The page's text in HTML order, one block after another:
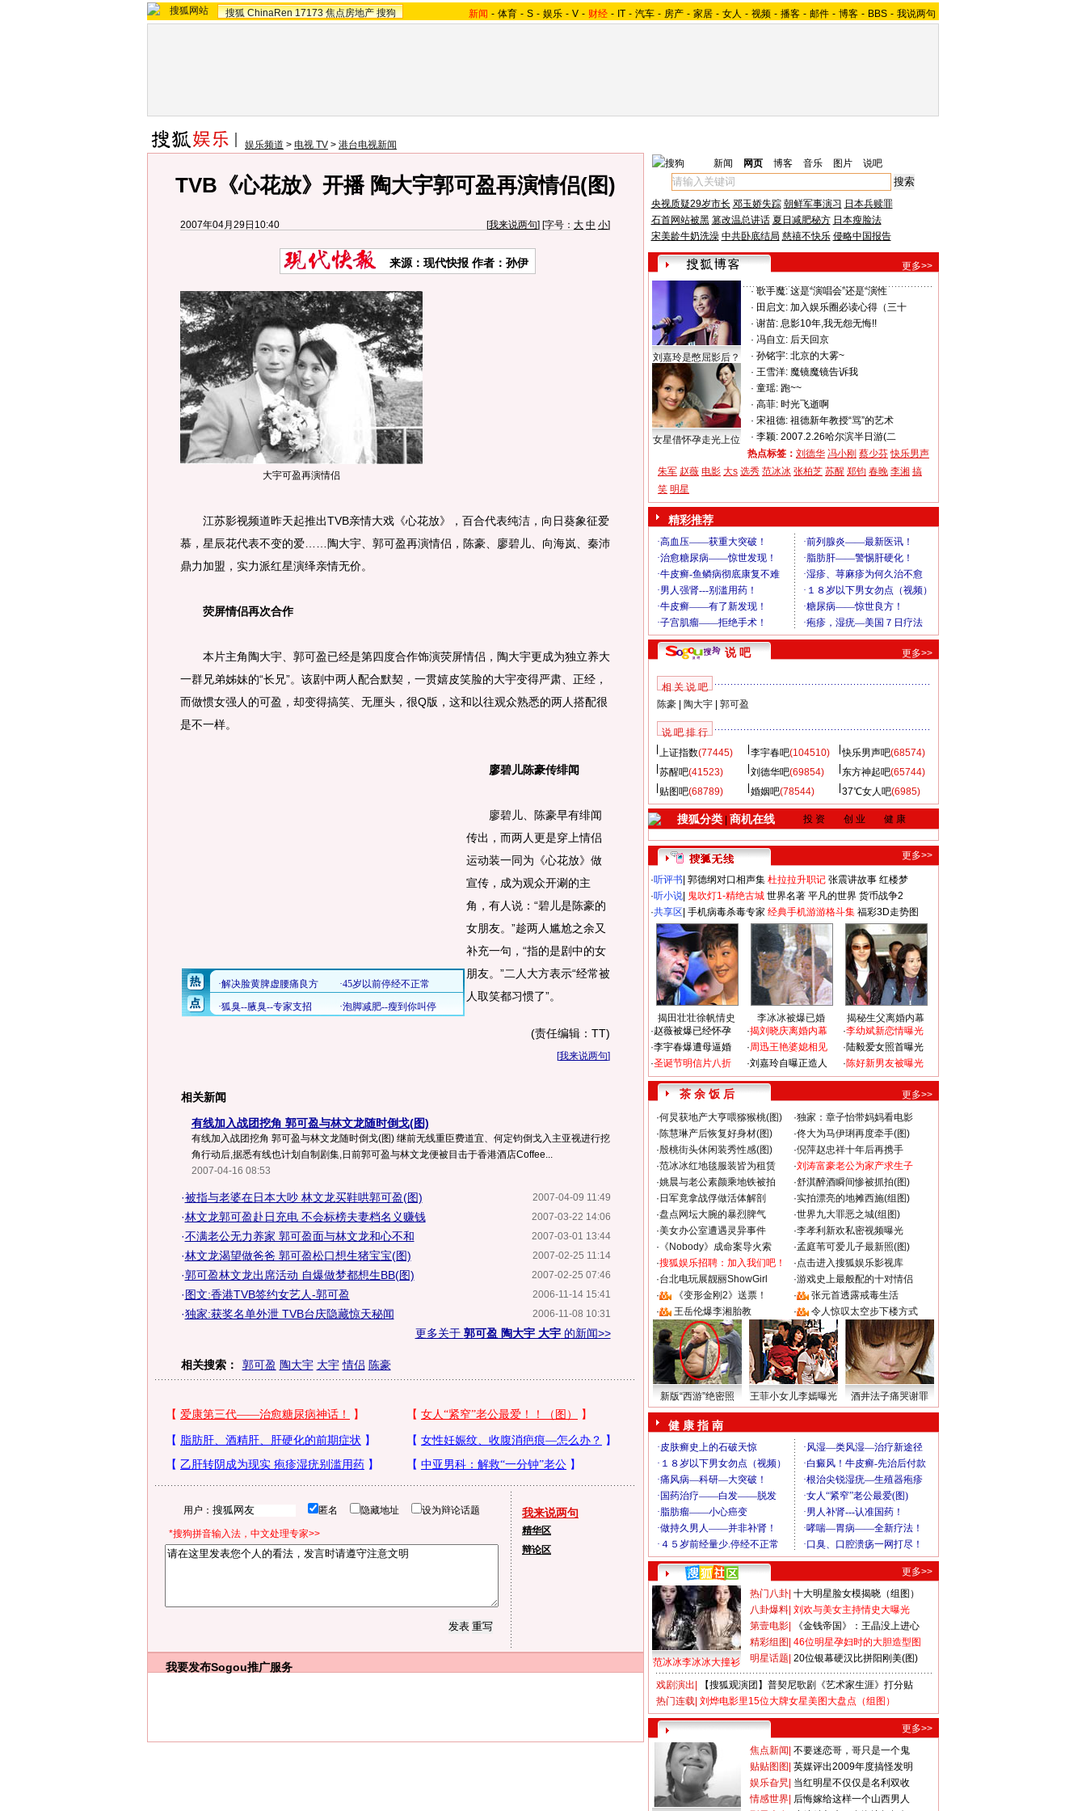
搜狐 ChinaRen 17173 焦点房地产 搜狗 新闻 - 体育 - S - 娱乐 - V - 财经 - IT - 汽车 - 房产 - 家居 - 女人 - 视频 - 播客 - 邮件 - 博客 - BBS - 我说两句
娱乐频道 > 电视 TV > 港台电视新闻
TVB《心花放》开播 陶大宇郭可盈再演情侣(图)
2007年04月29日10:40 [我来说两句] [字号： 大 中 小]
来源：现代快报 作者：孙伊
大宇可盈再演情侣
江苏影视频道昨天起推出TVB亲情大戏《心花放》，百合代表纯洁，向日葵象征爱
慕，星辰花代表不变的爱……陶大宇、郭可盈再演情侣，陈豪、廖碧儿、向海岚、秦沛
鼎力加盟，实力派红星演绎亲情无价。
荧屏情侣再次合作
本片主角陶大宇、郭可盈已经是第四度合作饰演荧屏情侣，陶大宇更成为独立养大
一群兄弟姊妹的“长兄”。该剧中两人配合默契，一贯嬉皮笑脸的大宇变得严肃、正经，
而做惯女强人的可盈，却变得搞笑、无厘头，很Q版，这和以往观众熟悉的两人搭配很
是不一样。
廖碧儿陈豪传绯闻
廖碧儿、陈豪早有绯闻
传出，而两人更是穿上情侣
运动装一同为《心花放》做
宣传，成为观众开涮的主
角，有人说：“碧儿是陈豪的
女朋友。”趁两人尴尬之余又
补充一句，“指的是剧中的女
朋友。”二人大方表示“经常被
人取笑都习惯了”。
(责任编辑：TT)
[我来说两句]
相关新闻
有线加入战团挖角 郭可盈与林文龙随时倒戈(图)
有线加入战团挖角 郭可盈与林文龙随时倒戈(图) 继前无线重臣费道宜、何定钧倒戈入主亚视进行挖
角行动后,据悉有线也计划自制剧集,日前郭可盈与林文龙便被目击于香港酒店Coffee...
2007-04-16 08:53
2007-04-09 11:49
·被指与老婆在日本大吵 林文龙买鞋哄郭可盈(图)
2007-03-22 14:06
·林文龙郭可盈赴日充电 不会标榜夫妻档名义赚钱
2007-03-01 13:44
·不满老公无力养家 郭可盈面与林文龙和心不和
2007-02-25 11:14
·林文龙渴望做爸爸 郭可盈松口想生猪宝宝(图)
2007-02-25 07:46
·郭可盈林文龙出席活动 自爆做梦都想生BB(图)
2006-11-14 15:41
·图文:香港TVB签约女艺人-郭可盈
2006-11-08 10:31
·独家:获奖名单外泄 TVB台庆隐藏惊天秘闻
更多关于 郭可盈 陶大宇 大宇的新闻>>
相关搜索： 郭可盈 陶大宇 大宇 情侣 陈豪
用户： 匿名 隐藏地址 设为辩论话题
*搜狗拼音输入法，中文处理专家>>
我来说两句
精华区
辩论区
我要发布Sogou推广服务
新闻 网页 博客 音乐 图片 说吧
央视质疑29岁市长 邓玉娇失踪 朝鲜军事演习 日本兵赎罪
石首网站被黑 篡改温总讲话 夏日减肥秘方 日本瘦脸法
宋美龄牛奶洗澡 中共卧底结局 慈禧不快乐 侵略中国报告
更多>>
刘嘉玲是憋屈影后？
女星借怀孕走光上位
· 歌手魔: 这是“演唱会”还是“演性
· 田启文: 加入娱乐圈必读心得（三十
· 谢苗: 息影10年,我无怨无悔!!
· 冯自立: 后天回京
· 孙铭宇: 北京的大雾~
· 王雪洋: 魔镜魔镜告诉我
· 童瑶: 跑~~
· 高菲: 时光飞逝啊
· 宋祖德: 祖德新年教授“骂”的艺术
· 李颖: 2007.2.26哈尔滨半日游(二
热点标签： 刘德华 冯小刚 蔡少芬 快乐男声
朱军 赵薇 电影 大s 选秀 范冰冰 张柏芝 苏醒 郑钧 春晚 李湘 搞
笑 明星
精彩推荐
说 吧 更多>>
相 关 说 吧
陈豪| 陶大宇| 郭可盈
说 吧 排 行
上证指数(77445) 李宇春吧(104510) 快乐男声吧(68574)
苏醒吧(41523) 刘德华吧(69854) 东方神起吧(65744)
贴图吧(68789) 婚姻吧(78544) 37℃女人吧(6985)
搜狐分类| 商机在线 投 资 创 业 健 康
更多>>
·听评书 郭德纲对口相声集 杜拉拉升职记 张震讲故事 红楼梦
·听小说 鬼吹灯1-精绝古城 世界名著 平凡的世界 货币战争2
·共享区 手机病毒杀毒专家 经典手机游游格斗集 福彩3D走势图
揭田壮壮徐帆情史 李冰冰被爆已婚
揭秘生父离婚内幕
·赵薇被爆已经怀孕
·李宇春爆遭母逼婚
·圣诞节明信片八折
·揭刘晓庆离婚内幕
·周迅王艳婆媳相见
·刘嘉玲自曝正造人
·李幼斌新恋情曝光
·陆毅爱女照首曝光
·陈好新男友被曝光
茶 余 饭 后
更多>>
·何炅获地产大亨喂猕猴桃(图) ·独家：章子怡带妈妈看电影
·陈慧琳产后恢复好身材(图) ·佟大为马伊琍再度牵手(图)
·殷桃街头休闲装秀性感(图) ·倪萍赵忠祥十年后再携手
·范冰冰红地毯服装皆为租赁 ·刘涛富豪老公为家产求生子
·姚晨与老公素颜乘地铁被拍 ·舒淇醉酒瞬间惨被抓拍(图)
· 日军竟拿战俘做活体解剖 ·实拍漂亮的地摊西施(组图)
·盘点网坛大腕的暴烈脾气 ·世界九大罪恶之城(组图)
·美女办公室遭遇灵异事件 ·李孝利新欢私密视频曝光
· 《Nobody》成命案导火索 ·孟庭苇可爱儿子最新照(图)
·搜狐娱乐招聘：加入我们吧！ ·点击进入搜狐娱乐影视库
·台北电玩展靓丽ShowGirl ·游戏史上最般配的十对情侣
·
《变形金刚2》送票！ ·
张元首透露戒毒生活
·
王岳伦爆李湘胎教 · 令人惊叹太空步下楼方式
新版“西游”绝密照 王菲小女儿李嫣曝光 酒井法子痛哭谢罪
健 康 指 南
更多>>
范冰冰李冰冰大撞衫
热门八卦 十大明星脸女模揭晓（组图）
八卦爆料 刘欢与美女主持情史大曝光
第壹电影
《金钱帝国》：王晶没上进心
精彩组图 46位明星孕妇时的大胆造型图
明星话题 20位银幕硬汉比拼阳刚美(图)
戏剧演出
【搜狐观演团】普契尼歌剧《艺术家生涯》打分贴
热门连载 刘烨电影里15位大牌女星美图大盘点（组图）
更多>>
焦点新闻 不要迷恋哥，哥只是一个鬼
贴贴图图 英媒评出2009年度搞怪发明
娱乐旮旯 当红明星不仅仅是名利双收
情感世界 后悔嫁给这样一个山西男人